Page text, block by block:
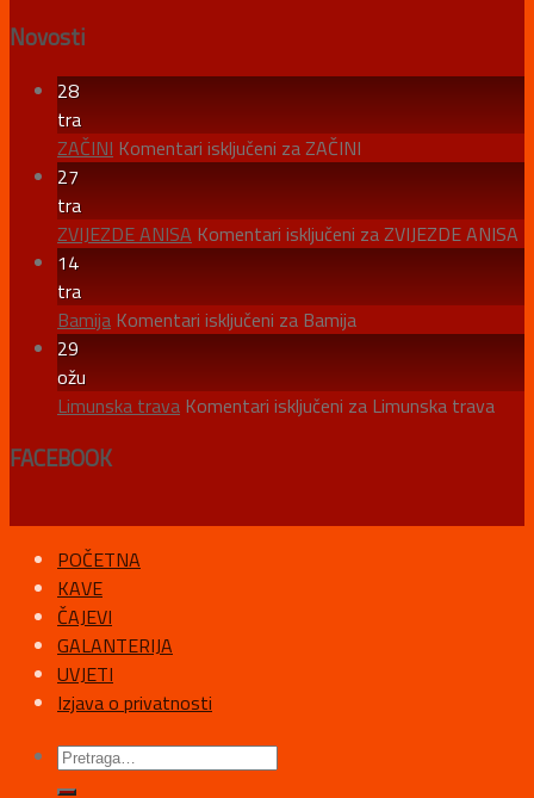
Novosti
28
tra
ZAČINI Komentari isključeni za ZAČINI
27
tra
ZVIJEZDE ANISA Komentari isključeni za ZVIJEZDE ANISA
14
tra
Bamija Komentari isključeni za Bamija
29
ožu
Limunska trava Komentari isključeni za Limunska trava
FACEBOOK
POČETNA
KAVE
ČAJEVI
GALANTERIJA
UVJETI
Izjava o privatnosti